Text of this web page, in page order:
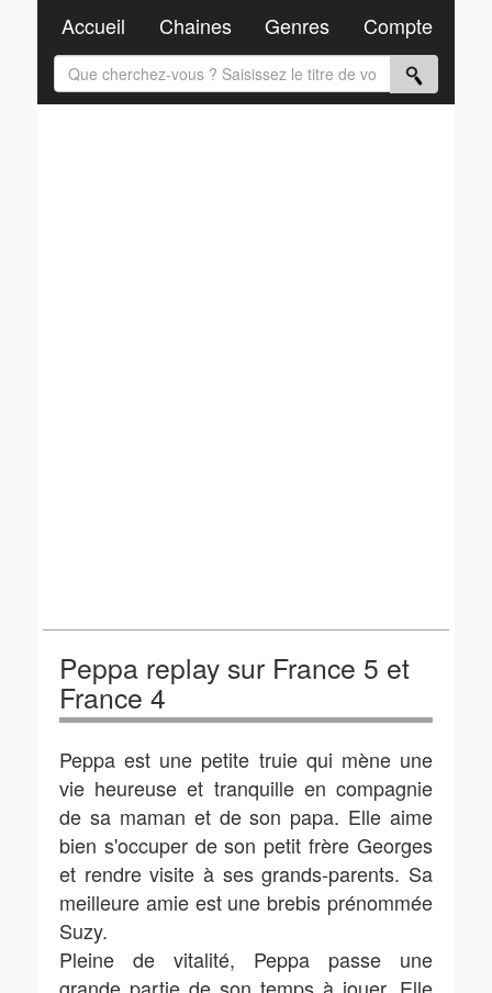
Peppa replay sur France 5 et
France 4
Peppa est une petite truie qui mène une
vie heureuse et tranquille en compagnie
de sa maman et de son papa. Elle aime
bien s'occuper de son petit frère Georges
et rendre visite à ses grands-parents. Sa
meilleure amie est une brebis prénommée
Suzy.
Pleine de vitalité, Peppa passe une
Accueil Chaines Genres Compte